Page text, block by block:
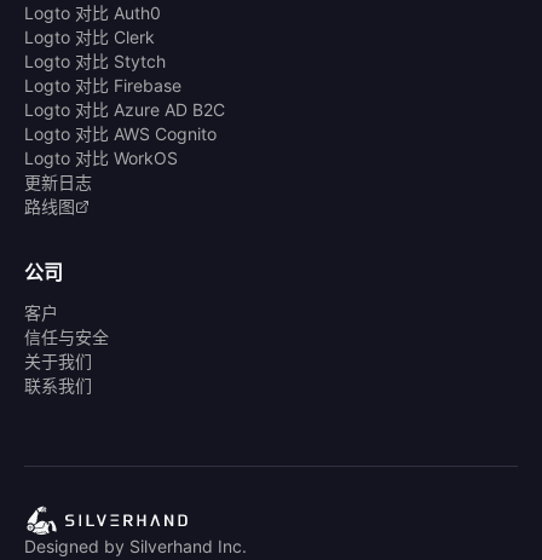
Logto 对比 Auth0
Logto 对比 Clerk
Logto 对比 Stytch
Logto 对比 Firebase
Logto 对比 Azure AD B2C
Logto 对比 AWS Cognito
Logto 对比 WorkOS
更新日志
路线图
公司
客户
信任与安全
关于我们
联系我们
Designed by Silverhand Inc.